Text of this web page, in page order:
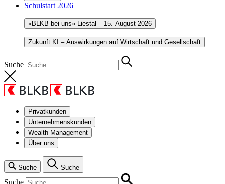
Schulstart 2026
«BLKB bei uns» Liestal – 15. August 2026
Zukunft KI – Auswirkungen auf Wirtschaft und Gesellschaft
Suche
Privatkunden
Unternehmenskunden
Wealth Management
Über uns
Suche Suche
Suche